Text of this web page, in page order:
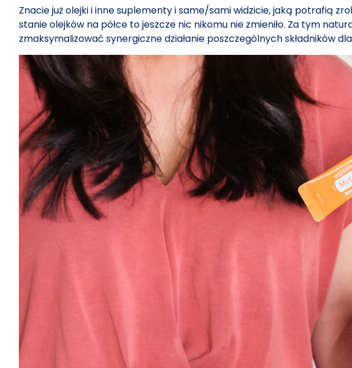
Znacie już olejki i inne suplementy i same/sami widzicie, jaką potrafią
stanie olejków na półce to jeszcze nic nikomu nie zmieniło. Za tym
zmaksymalizować synergiczne działanie poszczególnych składników